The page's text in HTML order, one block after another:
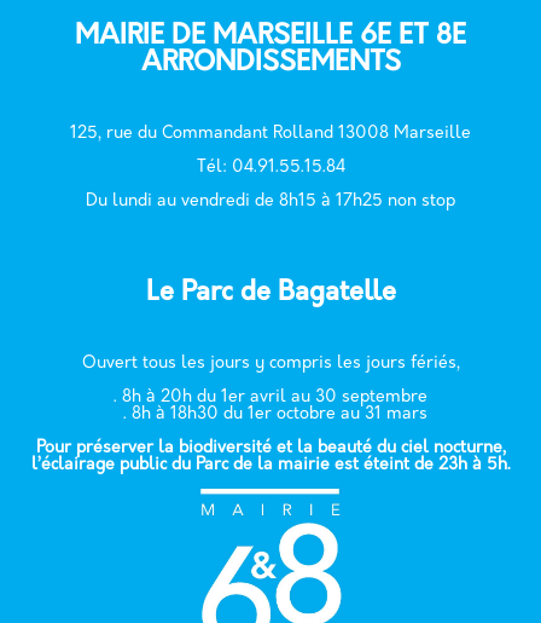
MAIRIE DE MARSEILLE 6E ET 8E
ARRONDISSEMENTS
125, rue du Commandant Rolland 13008 Marseille
Tél: 04.91.55.15.84
Du lundi au vendredi de 8h15 à 17h25 non stop
Le Parc de Bagatelle
Ouvert tous les jours y compris les jours fériés,
. 8h à 20h du 1er avril au 30 septembre
. 8h à 18h30 du 1er octobre au 31 mars
Pour préserver la biodiversité et la beauté du ciel nocturne,
l’éclairage public du Parc de la mairie est éteint de 23h à 5h.